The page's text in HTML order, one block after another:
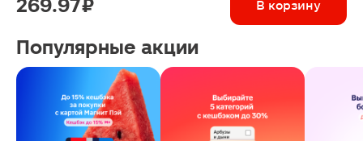
269.97 ₽ В корзину
Популярные акции